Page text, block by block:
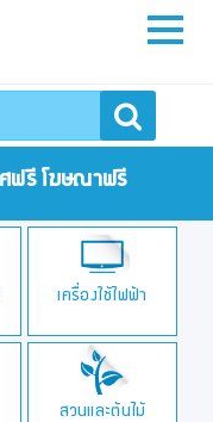
ศฟรี โฆษณาฟรี
เครื่องใช้ไฟฟ้า
สวนและต้นไม้